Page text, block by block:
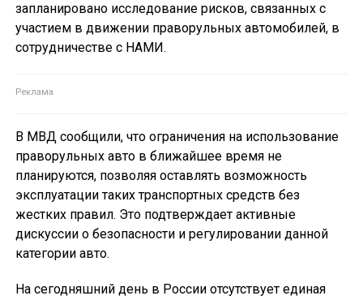
запланировано исследование рисков, связанных с
участием в движении праворульных автомобилей, в
сотрудничестве с НАМИ.
В МВД сообщили, что ограничения на использование
праворульных авто в ближайшее время не
планируются, позволяя оставлять возможность
эксплуатации таких транспортных средств без
жестких правил. Это подтверждает активные
дискуссии о безопасности и регулировании данной
категории авто.
На сегодняшний день в России отсутствует единая